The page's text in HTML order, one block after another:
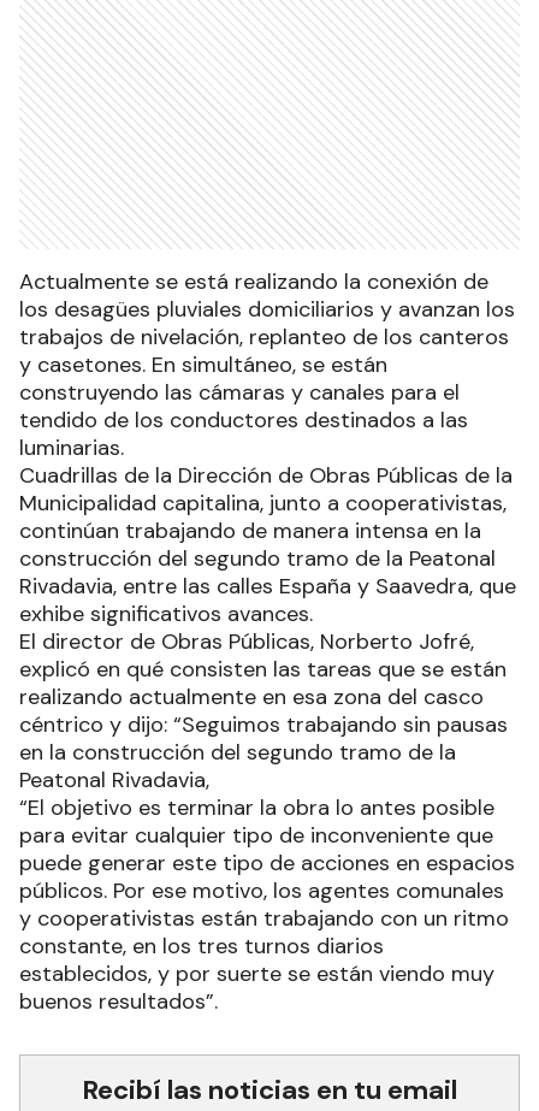
Actualmente se está realizando la conexión de
los desagües pluviales domiciliarios y avanzan los
trabajos de nivelación, replanteo de los canteros
y casetones. En simultáneo, se están
construyendo las cámaras y canales para el
tendido de los conductores destinados a las
luminarias.
Cuadrillas de la Dirección de Obras Públicas de la
Municipalidad capitalina, junto a cooperativistas,
continúan trabajando de manera intensa en la
construcción del segundo tramo de la Peatonal
Rivadavia, entre las calles España y Saavedra, que
exhibe significativos avances.
El director de Obras Públicas, Norberto Jofré,
explicó en qué consisten las tareas que se están
realizando actualmente en esa zona del casco
céntrico y dijo: “Seguimos trabajando sin pausas
en la construcción del segundo tramo de la
Peatonal Rivadavia,
“El objetivo es terminar la obra lo antes posible
para evitar cualquier tipo de inconveniente que
puede generar este tipo de acciones en espacios
públicos. Por ese motivo, los agentes comunales
y cooperativistas están trabajando con un ritmo
constante, en los tres turnos diarios
establecidos, y por suerte se están viendo muy
buenos resultados”.
Recibí las noticias en tu email